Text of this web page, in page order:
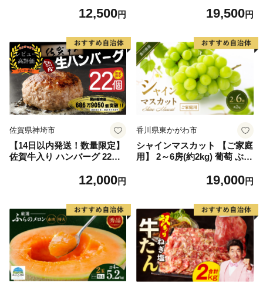
格外 不揃い さけ サケ 鮭切身
切り身 魚 わけあり
12,500円 19,500円
佐賀県神埼市
【14日以内発送！数量限定】
佐賀牛入り ハンバーグ 22個
毛和牛 ブランド牛 九州 ハン
(H083106)
12,000円
香川県東かがわ市
シャインマスカット 【ご家庭
用】 2～6房(約2kg) 葡萄 ぶど
もの 果実 旬の果物 旬のフル
19,000円